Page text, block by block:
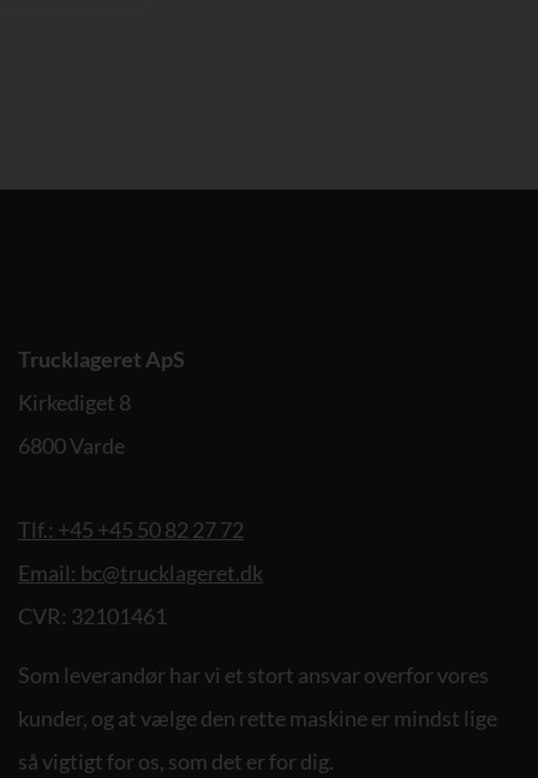
Trucklageret ApS
Kirkediget 8
6800 Varde
Tlf.: +45 +45 50 82 27 72
Email: bc@trucklageret.dk
CVR: 32101461
Som leverandør har vi et stort ansvar overfor vores
kunder, og at vælge den rette maskine er mindst lige
så vigtigt for os, som det er for dig.